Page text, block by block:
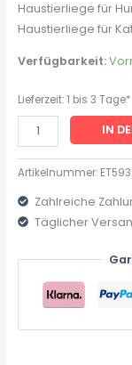
Haustierliege für
Haustierliege für
Verfügbarkeit:
Lieferzeit:1 bis 3 Tage*
IN
Artikelnummer:
Zahlreiche
Täglicher